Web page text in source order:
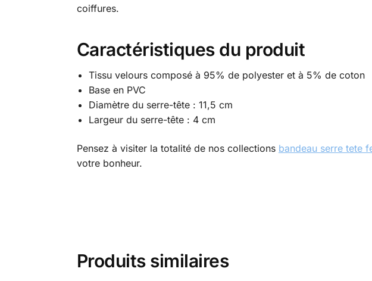
coiffures.
Caractéristiques du produit
Tissu velours composé à 95% de polyester et à 5% de coton
Base en PVC
Diamètre du serre-tête : 11,5 cm
Largeur du serre-tête : 4 cm
Pensez à visiter la totalité de nos collections bandeau serre tete
votre bonheur.
Produits similaires